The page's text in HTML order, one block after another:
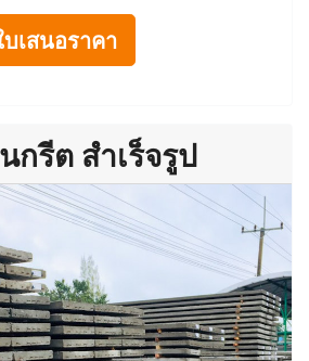
เสนอราคา
รีต สำเร็จรูป